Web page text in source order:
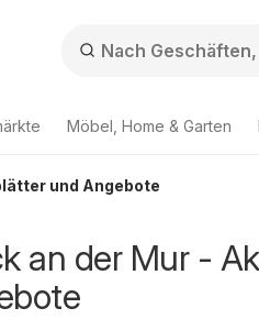
Möbel, Home & Garten
und Angebote
an der Mur -